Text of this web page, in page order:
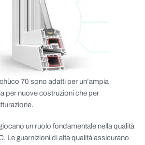
70 sono adatti per un’ampia
per nuove costruzioni che per
un ruolo fondamentale nella qualità
Le guarnizioni di alta qualità assicurano